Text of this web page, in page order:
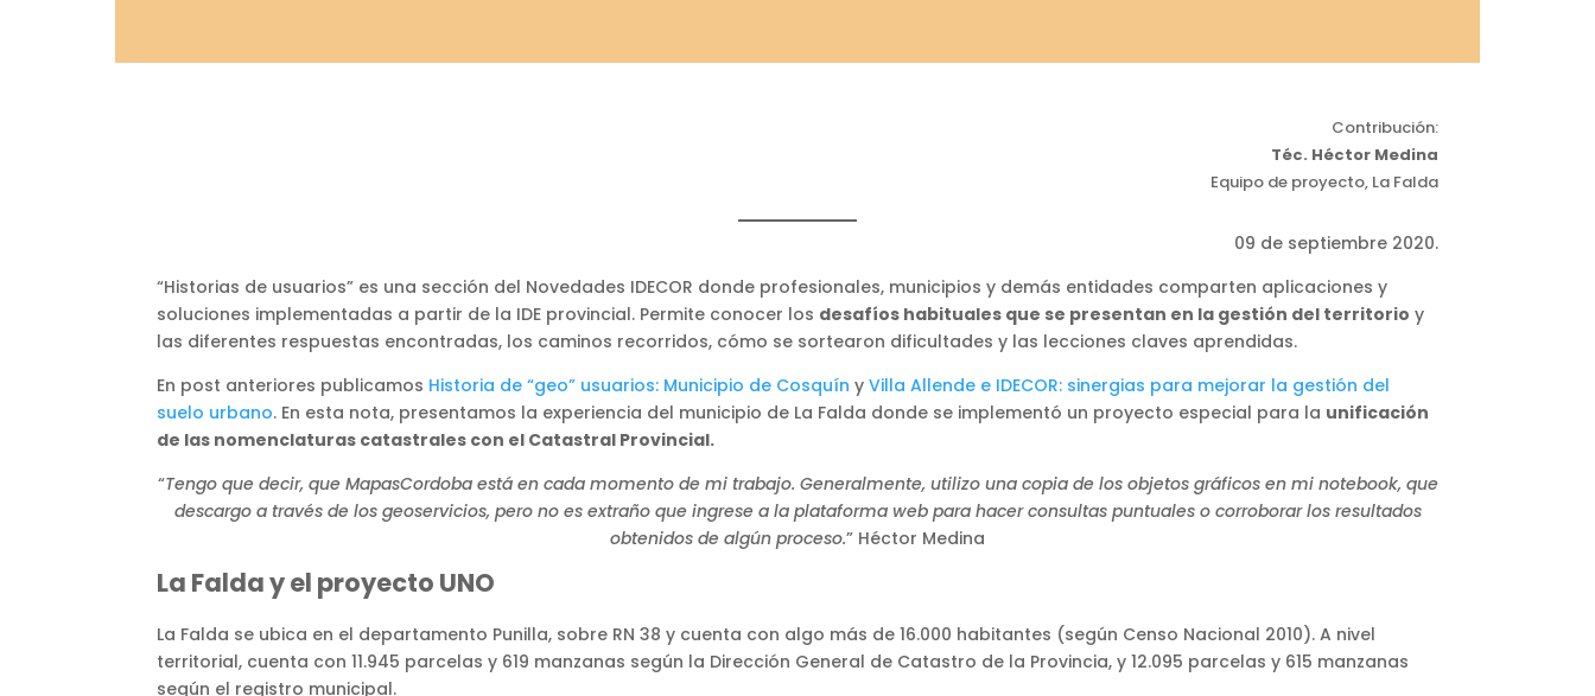
Contribución:
Téc. Héctor Medina
Equipo de proyecto, La Falda
09 de septiembre 2020.
“Historias de usuarios” es una sección del Novedades IDECOR donde profesionales, municipios y demás entidades comparten aplicaciones y
soluciones implementadas a partir de la IDE provincial. Permite conocer los desafíos habituales que se presentan en la gestión del territorio y
las diferentes respuestas encontradas, los caminos recorridos, cómo se sortearon dificultades y las lecciones claves aprendidas.
En post anteriores publicamos Historia de “geo” usuarios: Municipio de Cosquín y Villa Allende e IDECOR: sinergias para mejorar la gestión del
suelo urbano. En esta nota, presentamos la experiencia del municipio de La Falda donde se implementó un proyecto especial para la unificación
de las nomenclaturas catastrales con el Catastral Provincial.
“Tengo que decir, que MapasCordoba está en cada momento de mi trabajo. Generalmente, utilizo una copia de los objetos gráficos en mi notebook, que
descargo a través de los geoservicios, pero no es extraño que ingrese a la plataforma web para hacer consultas puntuales o corroborar los resultados
obtenidos de algún proceso.” Héctor Medina
La Falda y el proyecto UNO
La Falda se ubica en el departamento Punilla, sobre RN 38 y cuenta con algo más de 16.000 habitantes (según Censo Nacional 2010). A nivel
territorial, cuenta con 11.945 parcelas y 619 manzanas según la Dirección General de Catastro de la Provincia, y 12.095 parcelas y 615 manzanas
según el registro municipal.